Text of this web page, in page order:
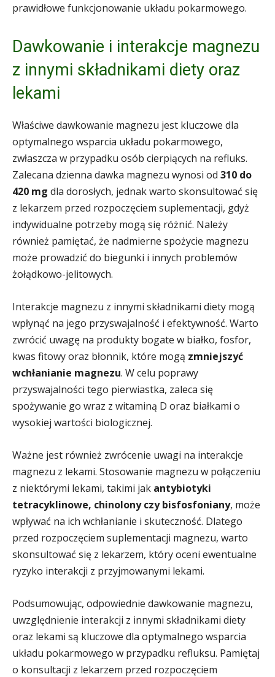
prawidłowe funkcjonowanie układu pokarmowego.
Dawkowanie i interakcje magnezu
z innymi składnikami diety oraz
lekami
Właściwe dawkowanie magnezu jest kluczowe dla
optymalnego wsparcia układu pokarmowego,
zwłaszcza w przypadku osób cierpiących na refluks.
Zalecana dzienna dawka magnezu wynosi od 310 do
420 mg dla dorosłych, jednak warto skonsultować się
z lekarzem przed rozpoczęciem suplementacji, gdyż
indywidualne potrzeby mogą się różnić. Należy
również pamiętać, że nadmierne spożycie magnezu
może prowadzić do biegunki i innych problemów
żołądkowo-jelitowych.
Interakcje magnezu z innymi składnikami diety mogą
wpłynąć na jego przyswajalność i efektywność. Warto
zwrócić uwagę na produkty bogate w białko, fosfor,
kwas fitowy oraz błonnik, które mogą zmniejszyć
wchłanianie magnezu. W celu poprawy
przyswajalności tego pierwiastka, zaleca się
spożywanie go wraz z witaminą D oraz białkami o
wysokiej wartości biologicznej.
Ważne jest również zwrócenie uwagi na interakcje
magnezu z lekami. Stosowanie magnezu w połączeniu
z niektórymi lekami, takimi jak antybiotyki
tetracyklinowe, chinolony czy bisfosfoniany, może
wpływać na ich wchłanianie i skuteczność. Dlatego
przed rozpoczęciem suplementacji magnezu, warto
skonsultować się z lekarzem, który oceni ewentualne
ryzyko interakcji z przyjmowanymi lekami.
Podsumowując, odpowiednie dawkowanie magnezu,
uwzględnienie interakcji z innymi składnikami diety
oraz lekami są kluczowe dla optymalnego wsparcia
układu pokarmowego w przypadku refluksu. Pamiętaj
o konsultacji z lekarzem przed rozpoczęciem